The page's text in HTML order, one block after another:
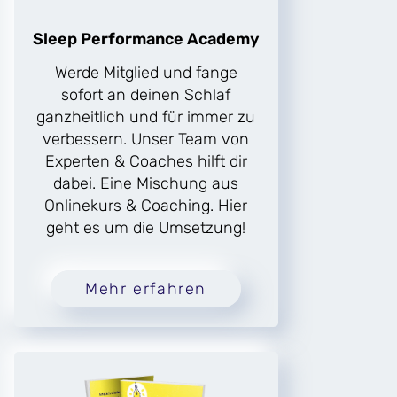
Sleep Performance Academy
Werde Mitglied und fange
sofort an deinen Schlaf
ganzheitlich und für immer zu
verbessern. Unser Team von
Experten & Coaches hilft dir
dabei. Eine Mischung aus
Onlinekurs & Coaching. Hier
geht es um die Umsetzung!
Mehr erfahren